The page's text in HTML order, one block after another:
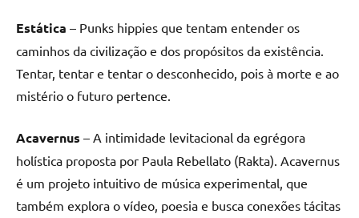
Estática – Punks hippies que tentam entender os
caminhos da civilização e dos propósitos da existência.
Tentar, tentar e tentar o desconhecido, pois à morte e ao
mistério o futuro pertence.
Acavernus – A intimidade levitacional da egrégora
holística proposta por Paula Rebellato (Rakta). Acavernus
é um projeto intuitivo de música experimental, que
também explora o vídeo, poesia e busca conexões tácitas